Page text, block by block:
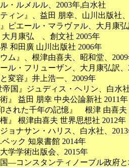
・ルメルル、2003年,白水社
ィン』、益田 朋幸、山川出版社
ピエール・マラヴァル、大月康
大月康弘 、創文社 2005年
和田廣 山川出版社 2006年
ム』、根津由喜夫、昭和堂、
ル・フリューザン、大月康弘訳、
変容』井上浩一、2009年
帝国』ジュディス・ヘリン、白水
』 益田 朋幸 中央公論新社 2011年
された千年の記憶』 根津 由喜夫
』 根津由喜夫 世界思想社 2012年
ョナサン・ハリス、白水社、
ック 知泉書館 2014年
学学術出版会、2015年
国―コンスタンティノープル政府